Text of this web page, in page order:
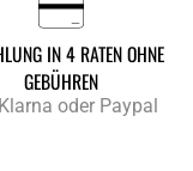
IN 4 RATEN OHNE
GEBÜHREN
oder Paypal